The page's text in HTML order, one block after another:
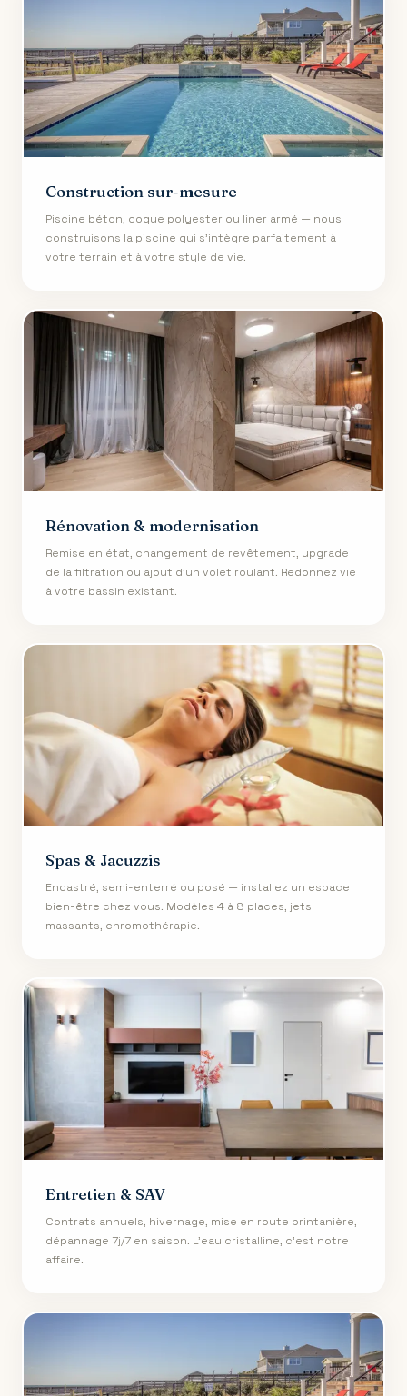
Construction sur-mesure
Piscine béton, coque polyester ou liner armé — nous
construisons la piscine qui s'intègre parfaitement à
votre terrain et à votre style de vie.
Rénovation & modernisation
Remise en état, changement de revêtement, upgrade
de la filtration ou ajout d'un volet roulant. Redonnez vie
à votre bassin existant.
Spas & Jacuzzis
Encastré, semi-enterré ou posé — installez un espace
bien-être chez vous. Modèles 4 à 8 places, jets
massants, chromothérapie.
Entretien & SAV
Contrats annuels, hivernage, mise en route printanière,
dépannage 7j/7 en saison. L'eau cristalline, c'est notre
affaire.